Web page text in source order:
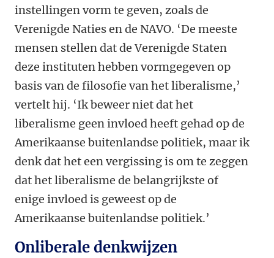
instellingen vorm te geven, zoals de
Verenigde Naties en de NAVO. ‘De meeste
mensen stellen dat de Verenigde Staten
deze instituten hebben vormgegeven op
basis van de filosofie van het liberalisme,’
vertelt hij. ‘Ik beweer niet dat het
liberalisme geen invloed heeft gehad op de
Amerikaanse buitenlandse politiek, maar ik
denk dat het een vergissing is om te zeggen
dat het liberalisme de belangrijkste of
enige invloed is geweest op de
Amerikaanse buitenlandse politiek.’
Onliberale denkwijzen